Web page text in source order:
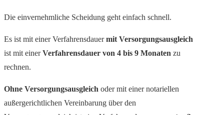
Die einvernehmliche Scheidung geht einfach schnell.
Es ist mit einer Verfahrensdauermit Versorgungsausgleich
ist mit einerVerfahrensdauer von 4 bis 9 Monaten zu
rechnen.
Ohne Versorgungsausgleich oder mit einer notariellen
außergerichtlichen Vereinbarung über den